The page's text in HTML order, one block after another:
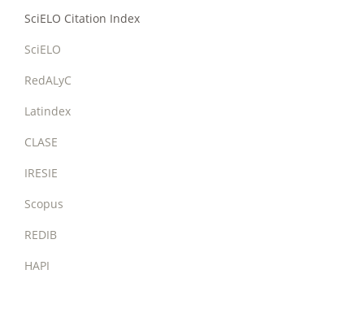
SciELO Citation Index
SciELO
RedALyC
Latindex
CLASE
IRESIE
Scopus
REDIB
HAPI